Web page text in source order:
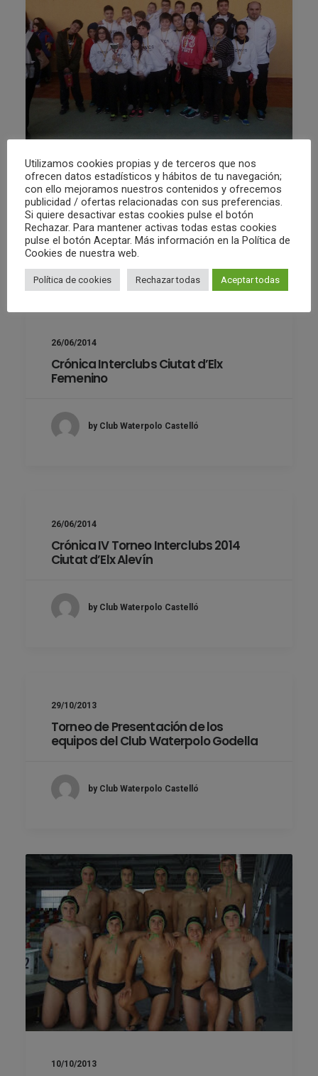
26/12/2014
I Torneo Navipolo
by Club Waterpolo Castelló
26/06/2014
Crónica Interclubs Ciutat d’Elx
Femenino
by Club Waterpolo Castelló
26/06/2014
Crónica IV Torneo Interclubs 2014
Ciutat d’Elx Alevín
by Club Waterpolo Castelló
29/10/2013
Torneo de Presentación de los
equipos del Club Waterpolo Godella
by Club Waterpolo Castelló
10/10/2013
Utilizamos cookies propias y de terceros que nos
ofrecen datos estadísticos y hábitos de tu navegación;
con ello mejoramos nuestros contenidos y ofrecemos
publicidad / ofertas relacionadas con sus preferencias.
Si quiere desactivar estas cookies pulse el botón
Rechazar. Para mantener activas todas estas cookies
pulse el botón Aceptar. Más información en la Política de
Cookies de nuestra web.
Política de cookies Rechazar todas Aceptar todas